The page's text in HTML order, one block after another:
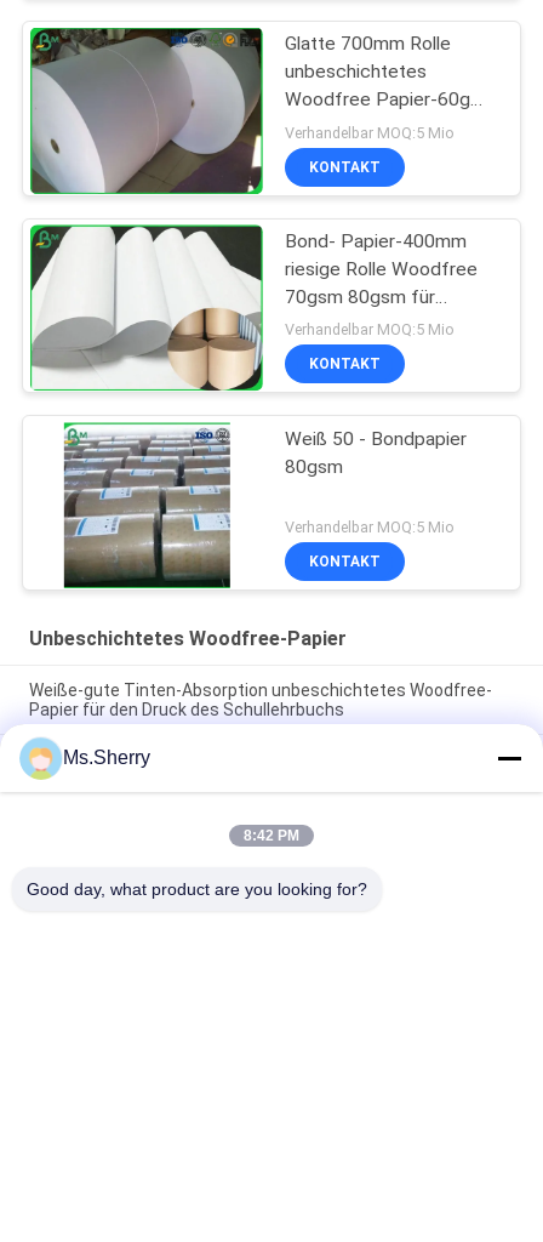
Glatte 700mm Rolle
unbeschichtetes
Woodfree Papier-60g
für Schulbuch-Drucken
Verhandelbar MOQ:5 Mio
KONTAKT
Bond- Papier-400mm
riesige Rolle Woodfree
70gsm 80gsm für
Offsetdruck
Verhandelbar MOQ:5 Mio
KONTAKT
Weiß 50 - Bondpapier
80gsm
Verhandelbar MOQ:5 Mio
KONTAKT
Unbeschichtetes Woodfree-Papier
Weiße-gute Tinten-Absorption unbeschichtetes Woodfree-
Papier für den Druck des Schullehrbuchs
CF 9,5" DES COLUMBIUM-CFB x 11" NCR-Papier des
selbstdurchschreibenden Papiers für Thermal-Drucker klären
Bild
Biologisch abbaubares synthetisches Steinpapier 160um
Ms.Sherry
8:42 PM
Good day, what product are you looking for?